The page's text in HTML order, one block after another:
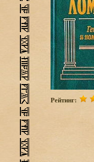
Рейтинг: